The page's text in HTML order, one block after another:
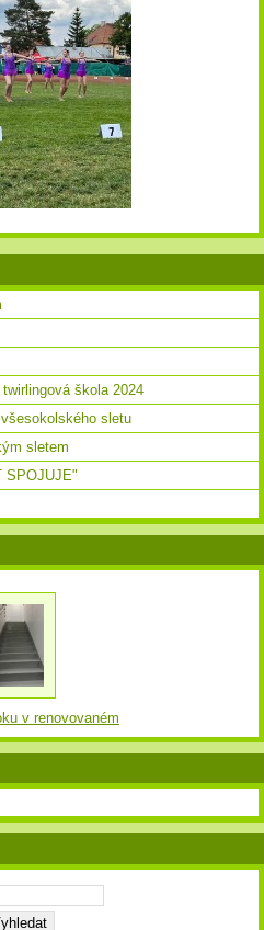
škola 2024
sletu
sletem
SPOJUJE"
v renovovaném